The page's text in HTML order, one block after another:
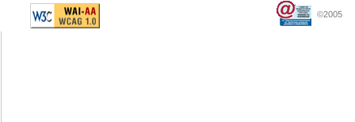
©2005